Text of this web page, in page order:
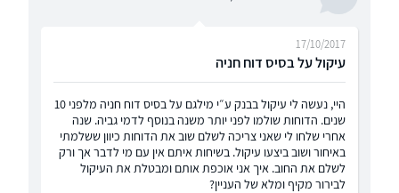
עיקול על בסיס דוח חניה
17/10/2017
היי, נעשה לי עיקול בבנק ע״י מילגם על בסיס דוח חניה מלפני 10
שנים. הדוחות שולמו לפני יותר משנה בנוסף לדמי גביה. שנה
אחרי שלחו לי שאני צריכה לשלם שוב את הדוחות כיוון ששלמתי
באיחור ושוב ביצעו עיקול. בשיחות איתם אין עם מי לדבר אך ורק
לשלם את החוב. איך אני אוכפת אותם ומבטלת את העיקול
לבירור מקיף ומלא של העניין?